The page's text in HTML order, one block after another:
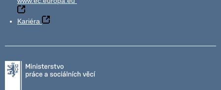
Kariéra